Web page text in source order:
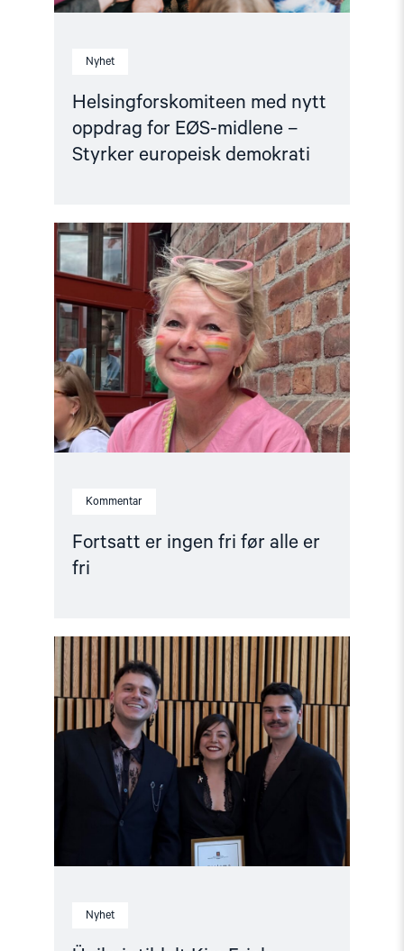
Nyhet
Helsingforskomiteen med nytt
oppdrag for EØS-midlene –
Styrker europeisk demokrati
Kommentar
Fortsatt er ingen fri før alle er
fri
Read
article
"Fortsatt
er
ingen
fri
før
alle
er
fri"
Nyhet
Read
article
"Ünikuir
tildelt
Kim
Friele-
prisen:
En
pris
rett
til
svært